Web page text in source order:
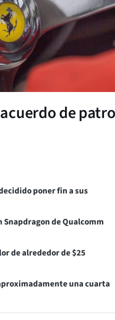
de
poner fin a sus
Snapdragon de Qualcomm
de alrededor de $25
una cuarta